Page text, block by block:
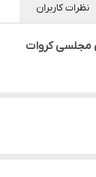
نظرات کاربران
مجلسی کروات